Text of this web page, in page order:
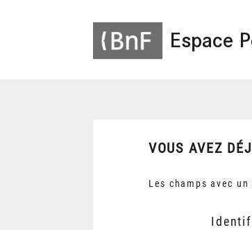
Espace
VOUS AVEZ
Les champs avec